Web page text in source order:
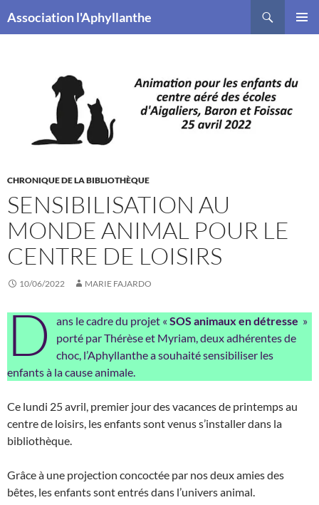
Association l'Aphyllanthe
CHRONIQUE DE LA BIBLIOTHÈQUE
SENSIBILISATION AU
MONDE ANIMAL POUR LE
CENTRE DE LOISIRS
10/06/2022 MARIE FAJARDO
D ans le cadre du projet « SOS animaux en détresse »
porté par Thérèse et Myriam, deux adhérentes de
choc, l’Aphyllanthe a souhaité sensibiliser les
enfants à la cause animale.
Ce lundi 25 avril, premier jour des vacances de printemps au
centre de loisirs, les enfants sont venus s’installer dans la
bibliothèque.
Grâce à une projection concoctée par nos deux amies des
bêtes, les enfants sont entrés dans l’univers animal.